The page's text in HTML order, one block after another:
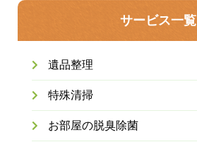
サービス一覧
遺品整理
特殊清掃
お部屋の脱臭除菌